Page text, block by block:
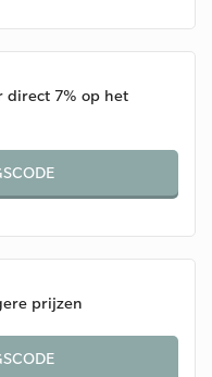
direct 7% op het
prijzen